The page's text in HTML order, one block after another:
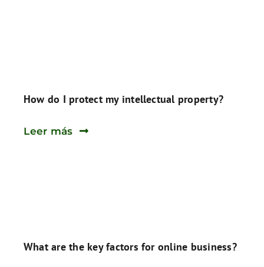
How do I protect my intellectual property?
Leer más
What are the key factors for online business?